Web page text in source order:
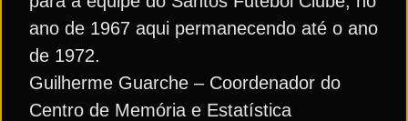
ano de 1967 aqui permanecendo até o ano
de 1972.
Guilherme Guarche – Coordenador do
Centro de Memória e Estatística